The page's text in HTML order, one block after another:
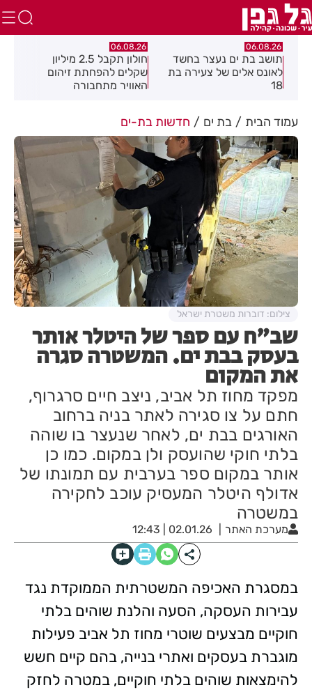
06.08.26
חולון תקבל 2.5 מיליון
שקלים להפחתת זיהום
האוויר מתחבורה
06.08.26
נעצר תושב מודיעין עילית
בחשד שאיים על מפקד
תחנת בני ברק–רמת גן
עמוד הבית בת ים חדשות בת-ים
שב"ח עם ספר של היטלר אותר
בעסק בבת ים. המשטרה סגרה
את המקום
מפקד מחוז תל אביב, ניצב חיים סרגרוף,
חתם על צו סגירה לאתר בניה ברחוב
האורגים בבת ים, לאחר שנעצר בו שוהה
בלתי חוקי שהועסק ולן במקום. כמו כן
אותר במקום ספר בערבית עם תמונתו של
אדולף היטלר המעסיק עוכב לחקירה
במשטרה
מערכת האתר 02.01.26 | 12:43
צילום: דוברות משטרת ישראל
במסגרת האכיפה המשטרתית הממוקדת נגד
עבירות העסקה, הסעה והלנת שוהים בלתי
חוקיים מבצעים שוטרי מחוז תל אביב פעילות
מוגברת בעסקים ואתרי בנייה, בהם קיים חשש
להימצאות שוהים בלתי חוקיים, במטרה לחזק